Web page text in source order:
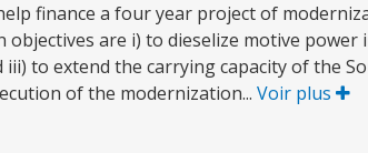
finance a four year project of
objectives are i) to dieselize motive
to extend the carrying capacity of the
of the modernization... Voir plus